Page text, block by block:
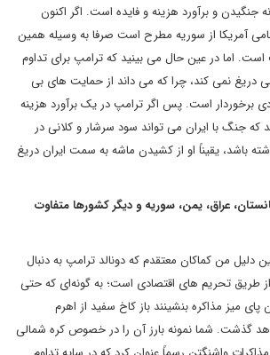
جنگیدن و برآورد هزینه و فایده است. اگر اکنون
آمریکا از سوریه مطرح است صرفا به وسیله همین
است. اما در عین حال می بینید که ترامپ برای تداوم
نمی کند، چرا که می داند از حمایت های بی
برخوردار است. پس اگر ترامپ در یک برآورد هزینه
که جنگ با ایران می تواند سود سرشار و کلانی در
باشد، یقیناً او از کشیدن ماشه به سمت ایران دریغ
عراق، یمن، سوریه و دیگر کشورها متفاوت
من کماکان معتقدم که دونالد ترامپ به دنبال
طریق تحریم های اقتصادی است؛ به گونه‌ای که حتی
پای میز مذاکره بنشینند باز کاخ سفید از اهرم
گذشت. شما نمونه بارز آن را در خصوص کره شمالی